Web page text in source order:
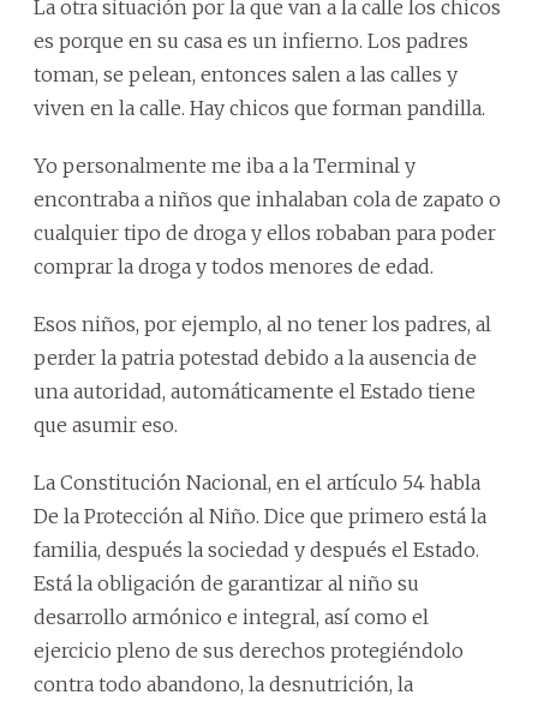
La otra situación por la que van a la calle los chicos
es porque en su casa es un infierno. Los padres
toman, se pelean, entonces salen a las calles y
viven en la calle. Hay chicos que forman pandilla.
Yo personalmente me iba a la Terminal y
encontraba a niños que inhalaban cola de zapato o
cualquier tipo de droga y ellos robaban para poder
comprar la droga y todos menores de edad.
Esos niños, por ejemplo, al no tener los padres, al
perder la patria potestad debido a la ausencia de
una autoridad, automáticamente el Estado tiene
que asumir eso.
La Constitución Nacional, en el artículo 54 habla
De la Protección al Niño. Dice que primero está la
familia, después la sociedad y después el Estado.
Está la obligación de garantizar al niño su
desarrollo armónico e integral, así como el
ejercicio pleno de sus derechos protegiéndolo
contra todo abandono, la desnutrición, la